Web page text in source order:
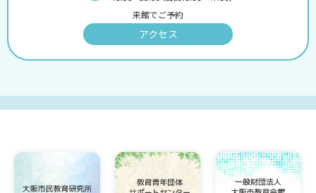
来館でご予約
アクセス